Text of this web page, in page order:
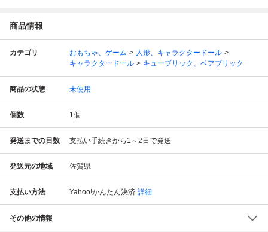
商品情報
カテゴリ おもちゃ、ゲーム
人形、キャラクタードール
キャラクタードール
キューブリック、ベアブリック
商品の状態 未使用
個数 1個
発送までの日数 支払い手続きから1～2日で発送
発送元の地域 佐賀県
支払い方法 Yahoo!かんたん決済 詳細
その他の情報